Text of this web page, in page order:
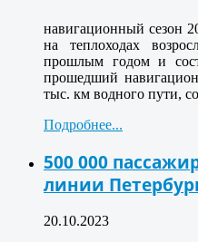
навигационный сезон
на теплоходах
прошлым годом и
прошедший
тыс. км водного пути,
Подробнее...
500 000
линии
20.10.2023